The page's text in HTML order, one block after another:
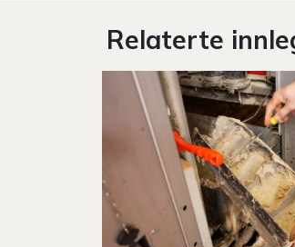
Relaterte